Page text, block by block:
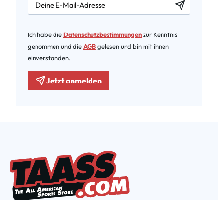
Ich habe die Datenschutzbestimmungenzur Kenntnis
genommen und dieAGBgelesen und bin mit ihnen
einverstanden.
Jetzt anmelden